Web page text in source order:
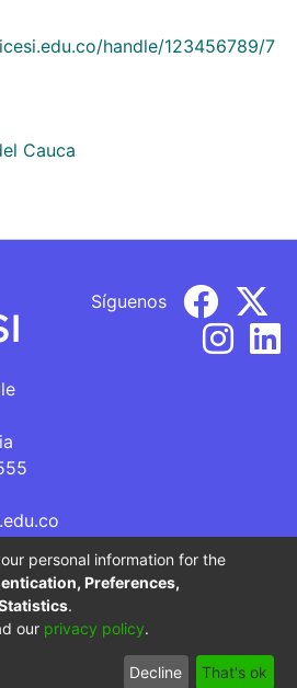
handle/123456789/7
Cauca
Síguenos
una Institución de Educación
sujeta a inspección y vigilancia
de Educación Nacional.
End User
Send
personal information for the
Preferences,
.
our privacy policy.
Decline That's ok